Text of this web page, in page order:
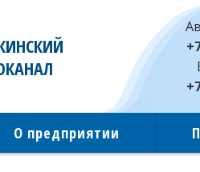
О предприятии